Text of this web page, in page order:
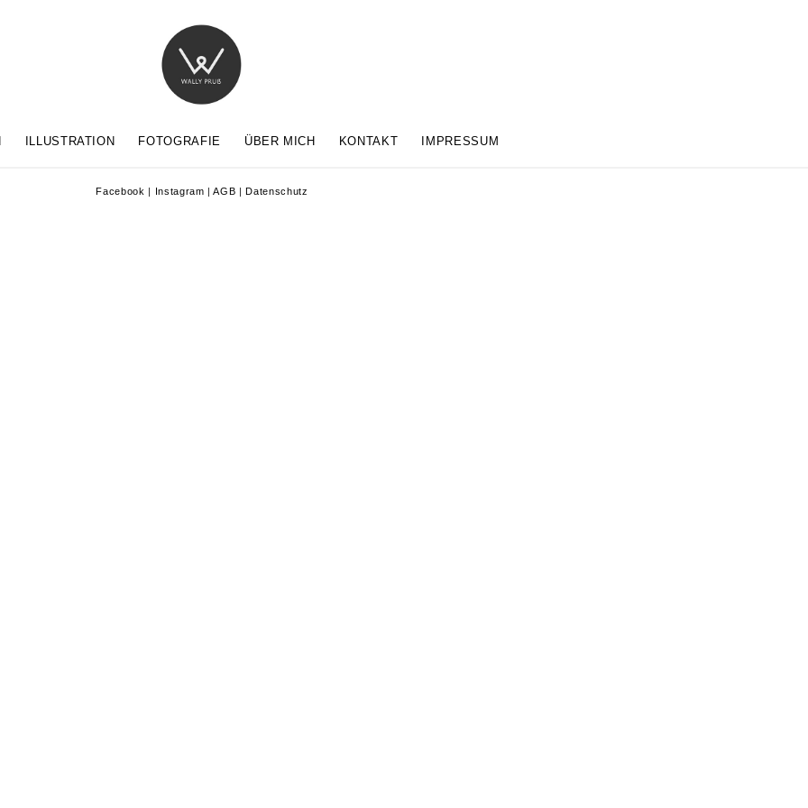
ILLUSTRATION FOTOGRAFIE ÜBER MICH KONTAKT IMPRESSUM
Facebook | Instagram |AGB |Datenschutz